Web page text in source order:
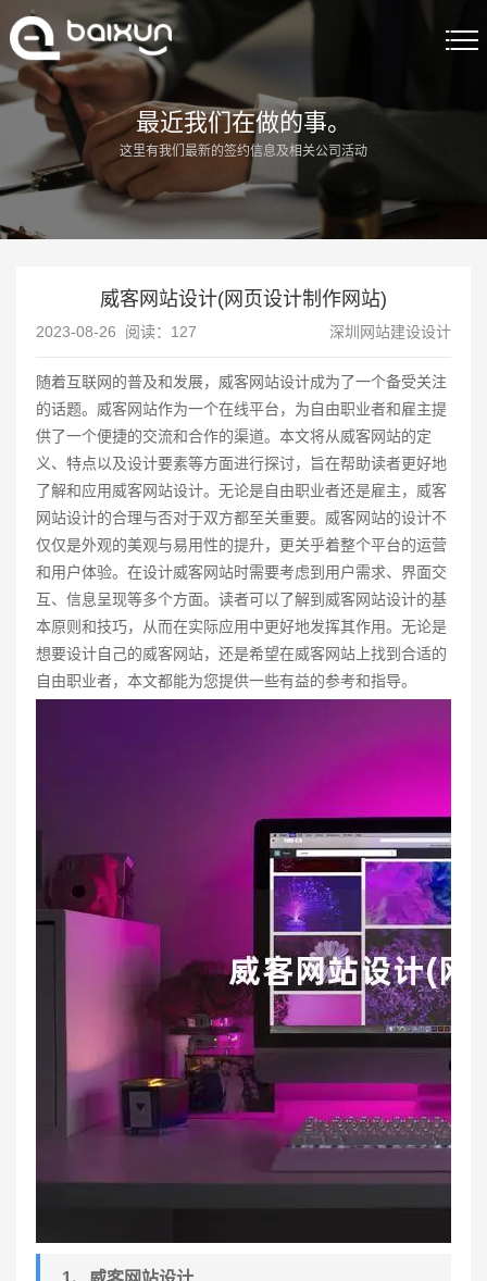
首页
建站服务
精品案例
关于我们
建站资讯
联系我们
最近我们在做的事。
这里有我们最新的签约信息及相关公司活动
威客网站设计(网页设计制作网站)
2023-08-26 阅读： 127 深圳网站建设设计
随着互联网的普及和发展，威客网站设计成为了一个备受关注
的话题。威客网站作为一个在线平台，为自由职业者和雇主提
供了一个便捷的交流和合作的渠道。本文将从威客网站的定
义、特点以及设计要素等方面进行探讨，旨在帮助读者更好地
了解和应用威客网站设计。无论是自由职业者还是雇主，威客
网站设计的合理与否对于双方都至关重要。威客网站的设计不
仅仅是外观的美观与易用性的提升，更关乎着整个平台的运营
和用户体验。在设计威客网站时需要考虑到用户需求、界面交
互、信息呈现等多个方面。读者可以了解到威客网站设计的基
本原则和技巧，从而在实际应用中更好地发挥其作用。无论是
想要设计自己的威客网站，还是希望在威客网站上找到合适的
自由职业者，本文都能为您提供一些有益的参考和指导。